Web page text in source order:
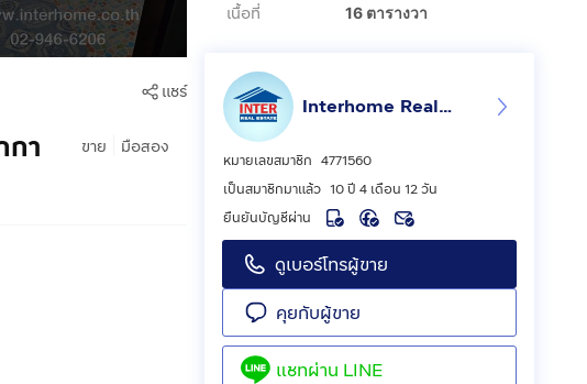
แชร์
ขาย มือสอง
กา
เนื้อที่ 16 ตารางวา
Interhome Realty Estate
หมายเลขสมาชิก 4771560
เป็นสมาชิกมาแล้ว 10 ปี 4 เดือน 12 วัน
ยืนยันบัญชีผ่าน
ดูเบอร์โทรผู้ขาย
คุยกับผู้ขาย
แชทผ่าน LINE